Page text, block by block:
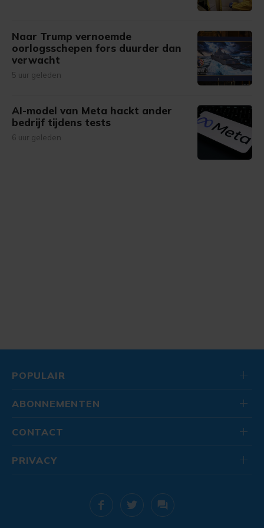
Naar Trump vernoemde
oorlogsschepen fors duurder dan
verwacht
5 uur geleden
AI-model van Meta hackt ander
bedrijf tijdens tests
6 uur geleden
POPULAIR
ABONNEMENTEN
CONTACT
PRIVACY